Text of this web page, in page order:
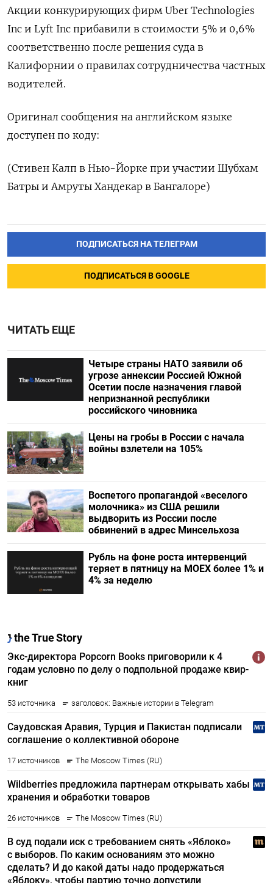
Акции конкурирующих фирм Uber Technologies
Inc и Lyft Inc прибавили в стоимости 5% и 0,6%
соответственно после решения суда в
Калифорнии о правилах сотрудничества частных
водителей.
Оригинал сообщения на английском языке
доступен по коду:
(Стивен Калп в Нью-Йорке при участии Шубхам
Батры и Амруты Хандекар в Бангалоре)
ПОДПИСАТЬСЯ НА ТЕЛЕГРАМ
ПОДПИСАТЬСЯ В GOOGLE
ЧИТАТЬ ЕЩЕ
Четыре страны НАТО заявили об
угрозе аннексии Россией Южной
Осетии после назначения главой
непризнанной республики
российского чиновника
Цены на гробы в России с начала
войны взлетели на 105%
Воспетого пропагандой «веселого
молочника» из США решили
выдворить из России после
обвинений в адрес Минсельхоза
Рубль на фоне роста интервенций
теряет в пятницу на МОЕХ более 1% и
4% за неделю